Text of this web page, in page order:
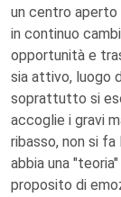
un centro
in continuo
opportunità e
sia attivo, luogo
soprattutto si
accoglie i gravi
ribasso, non si
abbia una
proposito di